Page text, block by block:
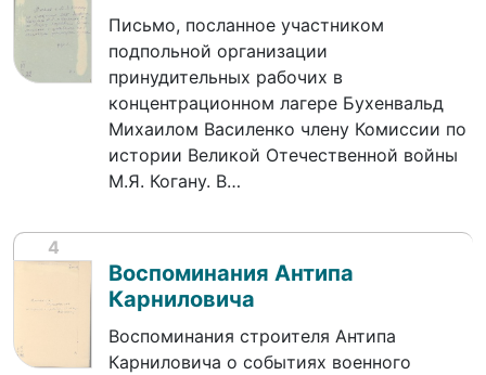
Письмо, посланное участником
подпольной организации
принудительных рабочих в
концентрационном лагере Бухенвальд
Михаилом Василенко члену Комиссии по
истории Великой Отечественной войны
М.Я. Когану. В…
4
Воспоминания Антипа
Карниловича
Воспоминания строителя Антипа
Карниловича о событиях военного